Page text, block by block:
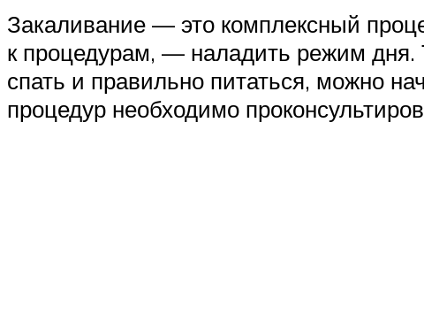
Закаливание — это комплексный
к процедурам, — наладить режим дня.
спать и правильно питаться, можно
процедур необходимо